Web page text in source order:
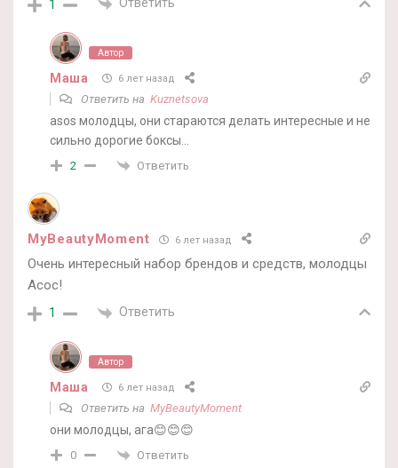
1 Ответить
Автор
Маша 6 лет назад
Ответить на Kuznetsova
asos молодцы, они стараются делать интересные и не
сильно дорогие боксы…
2 Ответить
MyBeautyMoment 6 лет назад
Очень интересный набор брендов и средств, молодцы
Асос!
1 Ответить
Автор
Маша 6 лет назад
Ответить на MyBeautyMoment
они молодцы, ага😊😊😊
0 Ответить